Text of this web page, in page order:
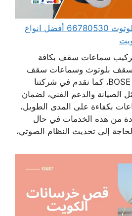
فني سماعات سقف بلوتوث 66780530 أفضل انواع
سماعات سقف بكافة
سقف بلوتوث وسماعات سقف
JPL وسماعات سقف BOSE، كما نقدم في شركتنا
الصيانة والدعم الفني، لضمان
بكفاءة على المدى الطويل،
من هذه الخدمات في حال
إلى تحديث النظام الصوتي،